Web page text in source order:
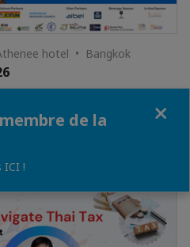
hotel • Bangkok
after a happy
de la
ICI !